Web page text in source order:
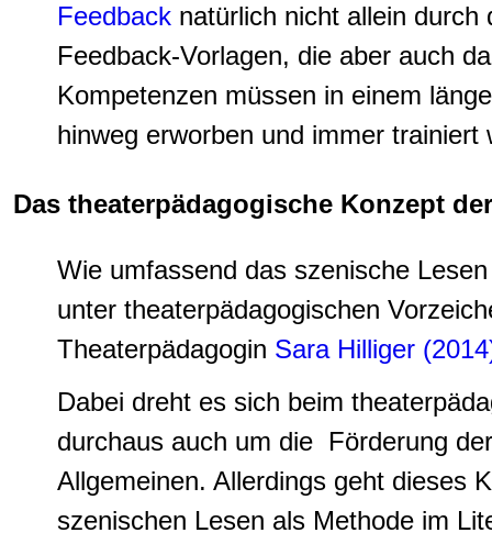
Feedback natürlich nicht allein
Feedback-Vorlagen, die aber auch
Kompetenzen müssen in einem
hinweg erworben und immer trainiert
Das theaterpädagogische Konzept
Wie umfassend das szenische
unter theaterpädagogischen
Theaterpädagogin Sara Hilliger
Dabei dreht es sich beim
durchaus auch um die Förderung
Allgemeinen. Allerdings geht dieses
szenischen Lesen als Methode im